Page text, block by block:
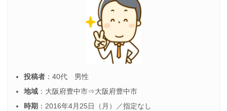
投稿者：40代 男性
地域：大阪府豊中市⇒大阪府豊中市
時期 ：2016年4月25日（月）／指定なし